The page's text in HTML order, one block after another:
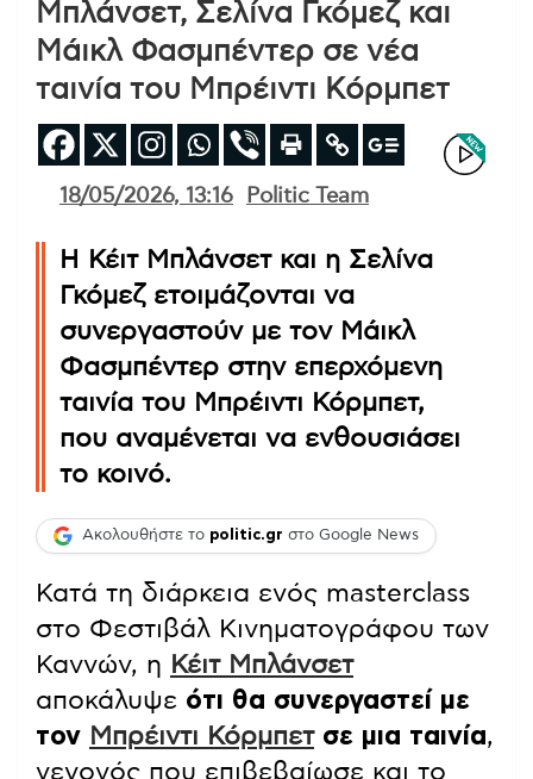
Μπλάνσετ, Σελίνα Γκόμεζ και
Μάικλ Φασμπέντερ σε νέα
ταινία του Μπρέιντι Κόρμπετ
18/05/2026, 13:16 Politic Team
Η Κέιτ Μπλάνσετ και η Σελίνα
Γκόμεζ ετοιμάζονται να
συνεργαστούν με τον Μάικλ
Φασμπέντερ στην επερχόμενη
ταινία του Μπρέιντι Κόρμπετ,
που αναμένεται να ενθουσιάσει
το κοινό.
Ακολουθήστε το politic.gr στο Google News
Κατά τη διάρκεια ενός masterclass
στο Φεστιβάλ Κινηματογράφου των
Καννών, η Κέιτ Μπλάνσετ
αποκάλυψε ότι θα συνεργαστεί με
τον Μπρέιντι Κόρμπετσε μια ταινία,
γεγονός που επιβεβαίωσε και το